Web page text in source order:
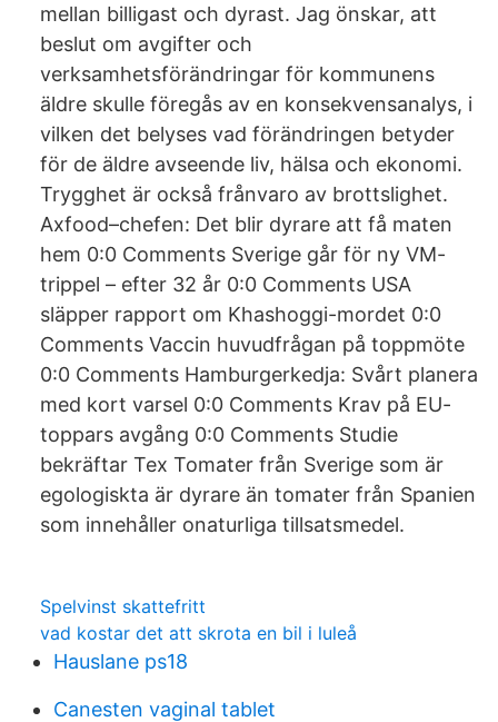
mellan billigast och dyrast. Jag önskar, att
beslut om avgifter och
verksamhetsförändringar för kommunens
äldre skulle föregås av en konsekvensanalys, i
vilken det belyses vad förändringen betyder
för de äldre avseende liv, hälsa och ekonomi.
Trygghet är också frånvaro av brottslighet.
Axfood–chefen: Det blir dyrare att få maten
hem 0:0 Comments Sverige går för ny VM-
trippel – efter 32 år 0:0 Comments USA
släpper rapport om Khashoggi-mordet 0:0
Comments Vaccin huvudfrågan på toppmöte
0:0 Comments Hamburgerkedja: Svårt planera
med kort varsel 0:0 Comments Krav på EU-
toppars avgång 0:0 Comments Studie
bekräftar Tex Tomater från Sverige som är
egologiskta är dyrare än tomater från Spanien
som innehåller onaturliga tillsatsmedel.
Spelvinst skattefritt
vad kostar det att skrota en bil i luleå
Hauslane ps18
Canesten vaginal tablet